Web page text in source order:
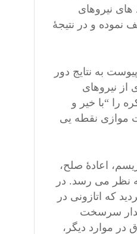
نیروهای
نموده و در نتیجۀ
به نتایج دور
نیروهای
را “با خیر و
موازی نقطه یی
اعادۀ صلح،
نظر می رسد. در
که اتازونی در
سرسخت
در موارد دیگر،